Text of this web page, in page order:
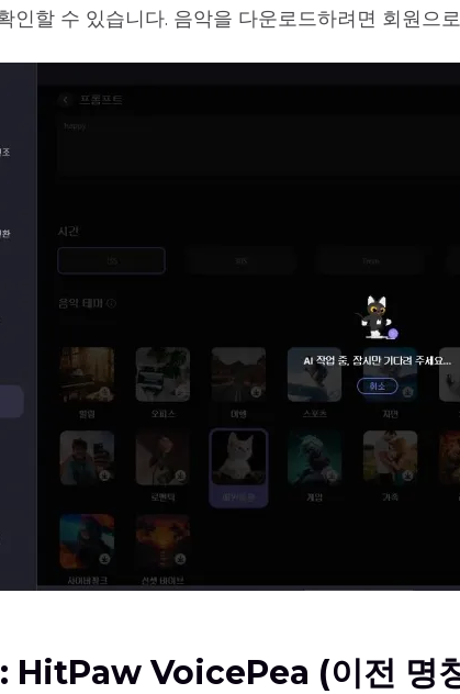
인할 수 있습니다. 음악을 다운로드하려면 회원으
HitPaw VoicePea (이전